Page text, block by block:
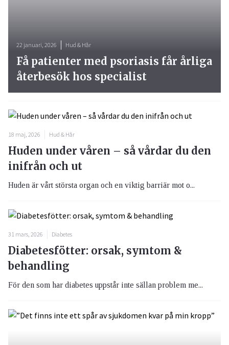
18 maj, 2026 Hud & Hår
Huden under våren – så vårdar du den
inifrån och ut
Huden är vårt största organ och en viktig barriär mot o...
31 mars, 2026 Diabetes
Diabetesfötter: orsak, symtom &
behandling
För den som har diabetes uppstår inte sällan problem me...
22 januari, 2026 Hud & Hår
Få patienter med psoriasis får årliga
återbesök hos specialist